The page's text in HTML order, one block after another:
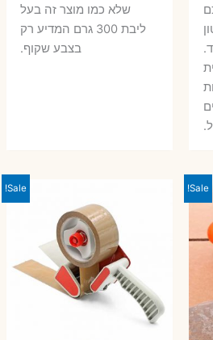
שלא כמו מוצר זה בעל
ליבת 300 גרם המדיע רק
בצבע שקוף.
Sale!
Sale!